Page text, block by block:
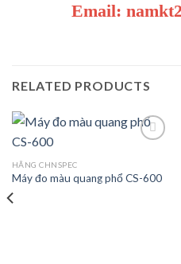
Email:
RELATED PRODUCTS
Add to
HÃNG CHNSPEC
Máy đo màu quang phổ CS-600